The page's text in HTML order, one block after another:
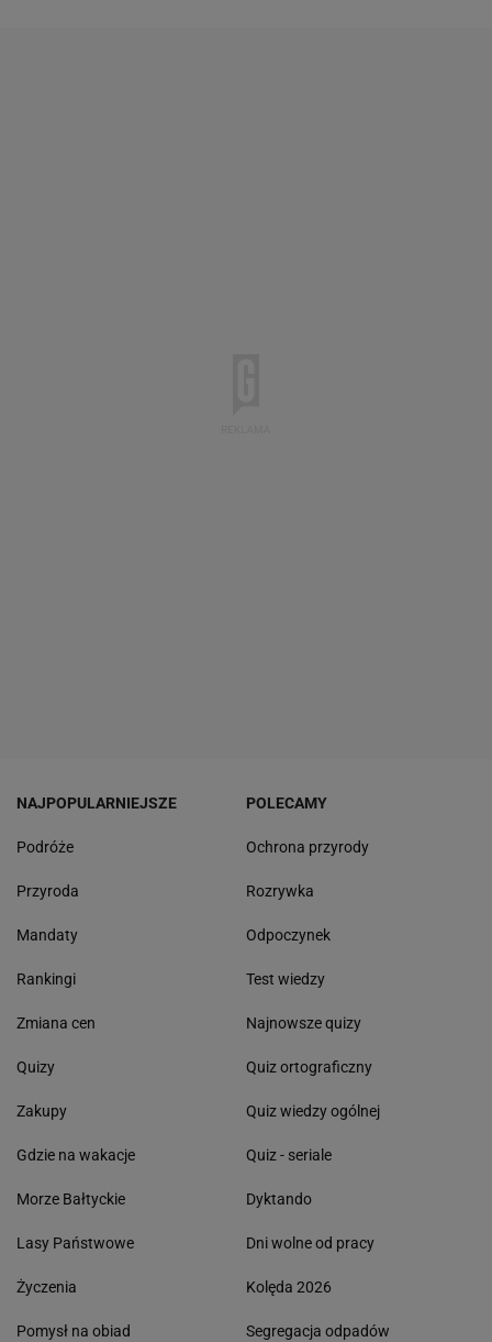
NAJPOPULARNIEJSZE
Podróże
Przyroda
Mandaty
Rankingi
Zmiana cen
Quizy
Zakupy
Gdzie na wakacje
Morze Bałtyckie
Lasy Państwowe
Życzenia
Pomysł na obiad
POLECAMY
Ochrona przyrody
Rozrywka
Odpoczynek
Test wiedzy
Najnowsze quizy
Quiz ortograficzny
Quiz wiedzy ogólnej
Quiz - seriale
Dyktando
Dni wolne od pracy
Kolęda 2026
Segregacja odpadów